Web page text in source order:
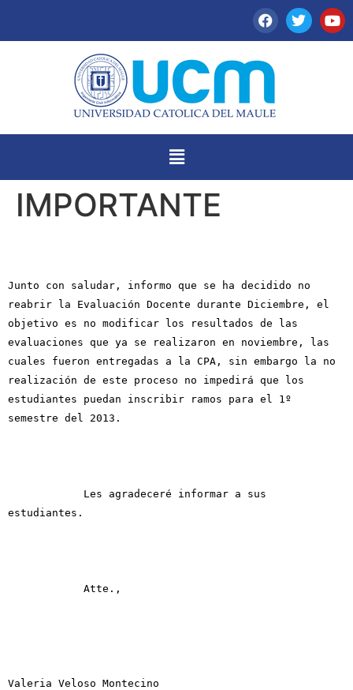
IMPORTANTE
Junto con saludar, informo que se ha decidido no
reabrir la Evaluación Docente durante Diciembre, el
objetivo es no modificar los resultados de las
evaluaciones que ya se realizaron en noviembre, las
cuales fueron entregadas a la CPA, sin embargo la no
realización de este proceso no impedirá que los
estudiantes puedan inscribir ramos para el 1º
semestre del 2013.
Les agradeceré informar a sus
estudiantes.
Atte.,
Valeria Veloso Montecino